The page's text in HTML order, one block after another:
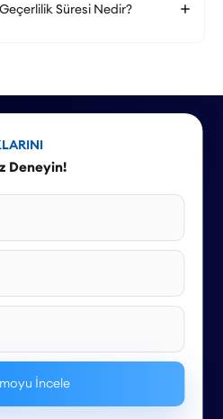
Süresi Nedir?
Deneyin!